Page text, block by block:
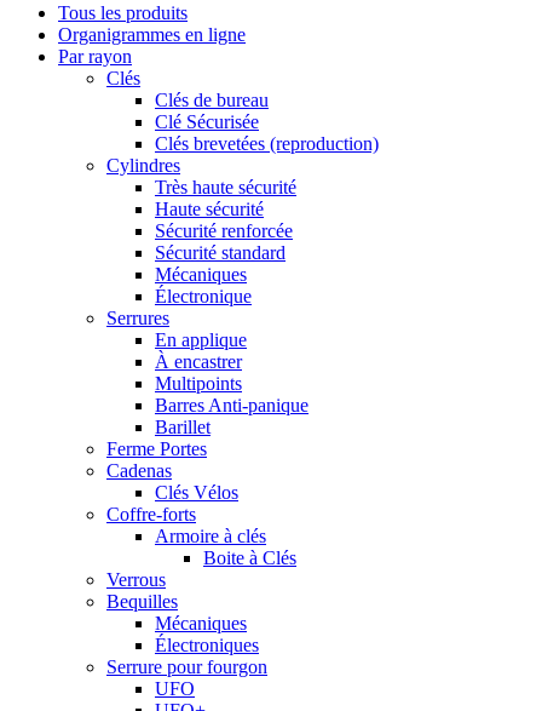
Tous les produits
Organigrammes en ligne
Par rayon
Clés
Clés de bureau
Clé Sécurisée
Clés brevetées (reproduction)
Cylindres
Très haute sécurité
Haute sécurité
Sécurité renforcée
Sécurité standard
Mécaniques
Électronique
Serrures
En applique
À encastrer
Multipoints
Barres Anti-panique
Barillet
Ferme Portes
Cadenas
Clés Vélos
Coffre-forts
Armoire à clés
Boite à Clés
Verrous
Bequilles
Mécaniques
Électroniques
Serrure pour fourgon
UFO